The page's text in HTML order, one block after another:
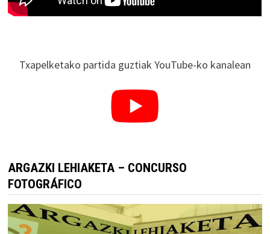
Txapelketako partida guztiak YouTube-ko kanalean
ARGAZKI LEHIAKETA – CONCURSO
FOTOGRÁFICO